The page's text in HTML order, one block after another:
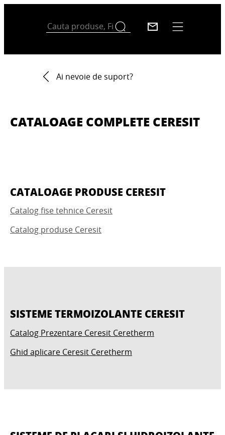
Ai nevoie de suport?
CATALOAGE COMPLETE CERESIT
CATALOAGE PRODUSE CERESIT
Catalog fise tehnice Ceresit
Catalog produse Ceresit
SISTEME TERMOIZOLANTE CERESIT
Catalog Prezentare Ceresit Ceretherm
Ghid aplicare Ceresit Ceretherm